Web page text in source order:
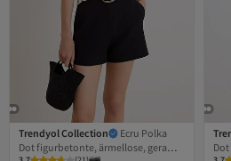
Trendyol Collection
Ecru Polka
Dot figurbetonte, ärmellose, geraffte